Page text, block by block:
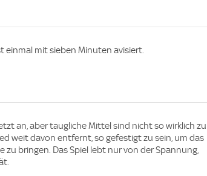
einmal mit sieben Minuten avisiert.
an, aber taugliche Mittel sind nicht so wirklich zu
weit davon entfernt, so gefestigt zu sein, um das
zu bringen. Das Spiel lebt nur von der Spannung,